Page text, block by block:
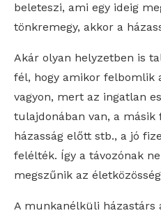
beleteszi, ami egy ideig
tönkremegy, akkor a
Akár olyan helyzetben is
fél, hogy amikor felbomlik
vagyon, mert az ingatlan
tulajdonában van, a
házasság előtt stb., a jó
felélték. Így a távozónak
megszűnik az
A munkanélküli házastárs